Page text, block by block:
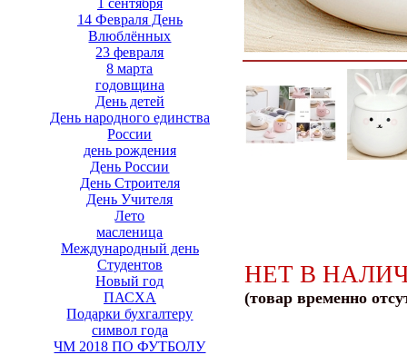
1 сентября
14 Февраля День
Влюблённых
23 февраля
8 марта
годовщина
День детей
День народного единства
России
день рождения
День России
День Строителя
День Учителя
Лето
масленица
Международный день
Студентов
Новый год
ПАСХА
Подарки бухгалтеру
символ года
ЧМ 2018 ПО ФУТБОЛУ
НЕТ В
(товар временно